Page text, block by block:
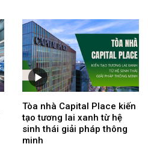
Tòa nhà Capital Place kiến
tạo tương lai xanh từ hệ
sinh thái giải pháp thông
minh